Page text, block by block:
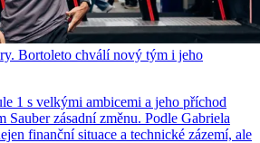
Bortoleto chválí nový tým i jeho
1 s velkými ambicemi a jeho příchod
Sauber zásadní změnu. Podle Gabriela
finanční situace a technické zázemí, ale